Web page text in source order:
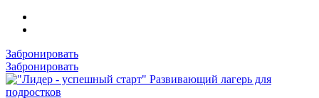
Забронировать
Забронировать